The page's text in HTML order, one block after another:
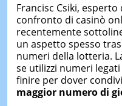
Francisc Csiki,
confronto di casinò
recentemente
un aspetto spesso
numeri della lotteria.
se utilizzi numeri
finire per dover
maggior numero di